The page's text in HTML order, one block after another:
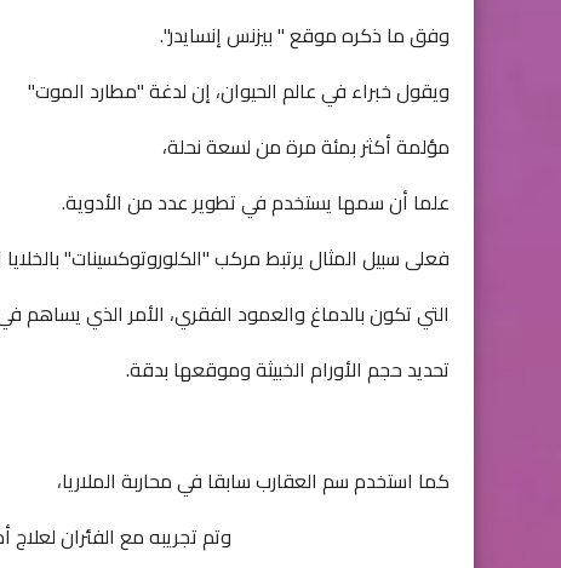
وفق ما ذكره موقع " بيزنس إنسايدر".
ويقول خبراء في عالم الحيوان، إن لدغة "مطارد الموت"
مؤلمة أكثر بمئة مرة من لسعة نحلة،
علما أن سمها يستخدم في تطوير عدد من الأدوية.
فعلى سبيل المثال يرتبط مركب "الكلوروتوكسينات" بالخلايا
التي تكون بالدماغ والعمود الفقري، الأمر الذي يساهم
تحديد حجم الأورام الخبيثة وموقعها بدقة.
كما استخدم سم العقارب سابقا في محاربة الملاريا،
وتم تجريبه مع الفئران